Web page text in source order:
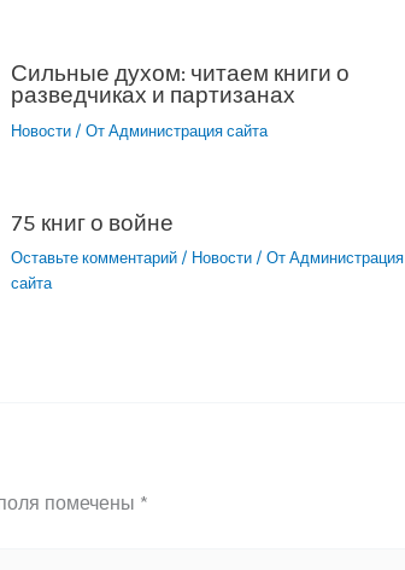
Сильные духом: читаем книги о
разведчиках и партизанах
Новости/ От Администрация сайта
75 книг о войне
Оставьте комментарий / Новости/ От Администрация
сайта
помечены *